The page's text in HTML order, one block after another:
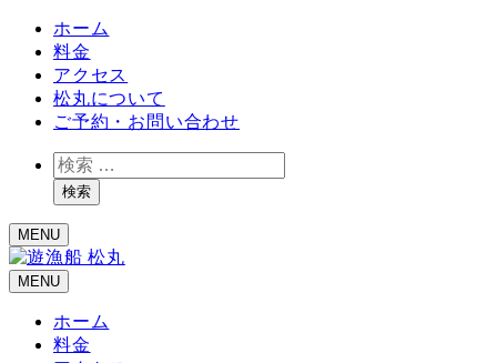
ホーム
料金
アクセス
松丸について
ご予約・お問い合わせ
検
索検索
MENU
MENU
ホーム
料金